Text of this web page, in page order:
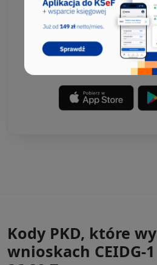
Kody PKD, które
wnioskach CEIDG-